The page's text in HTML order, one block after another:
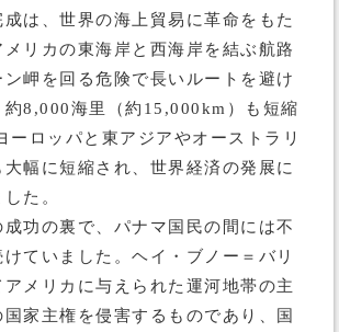
は、世界の海上貿易に革命をもた
メリカの東海岸と西海岸を結ぶ航路
岬を回る危険で長いルートを避け
約8,000海里（約15,000km）も短縮
ーロッパと東アジアやオーストラリ
幅に短縮され、世界経済の発展に
た。
成功の裏で、パナマ国民の間には不
ていました。ヘイ・ブノー＝バリ
メリカに与えられた運河地帯の主
家主権を侵害するものであり、国